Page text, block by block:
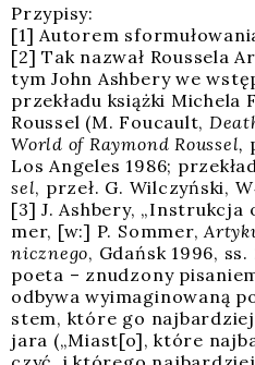
Przy­pi­sy:
[1] Auto­rem
[2] Tak nazwał Rous­se­la
tym John Ash­be­ry we
prze­kła­du książ­ki Miche­la
Rous­sel (M. Foucault,
World of Ray­mond Rous­sel,
Los Ange­les 1986;
sel, przeł. G. Wil­czyń­ski,
[3] J. Ash­be­ry, „Instruk­cja
mer, [w:] P. Som­mer,
nicz­ne­go, Gdańsk 1996,
poeta – znu­dzo­ny
odby­wa wyima­gi­no­wa­ną
stem, któ­re go
ja­ra („Miast[o], któ­re